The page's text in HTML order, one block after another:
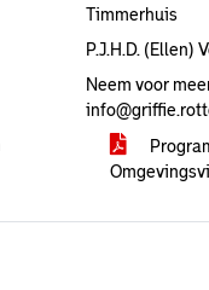
Timmerhuis
P.J.H.D. (Ellen)
Neem voor